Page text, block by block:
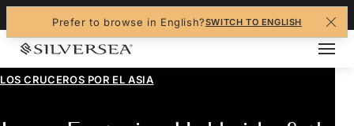
Prefer to browse in English?SWITCH TO ENGLISH
LOS CRUCEROS POR ELASIA